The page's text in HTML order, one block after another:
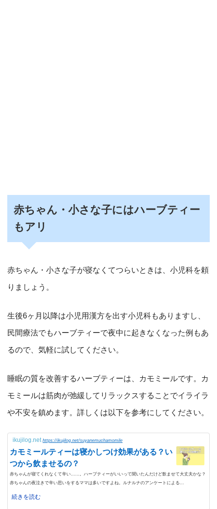
赤ちゃん・小さな子にはハーブティー
もアリ
赤ちゃん・小さな子が寝なくてつらいときは、小児科を頼
りましょう。
生後6ヶ月以降は小児用漢方を出す小児科もありますし、
民間療法でもハーブティーで夜中に起きなくなった例もあ
るので、気軽に試してください。
睡眠の質を改善するハーブティーは、カモミールです。カ
モミールは筋肉が弛緩してリラックスすることでイライラ
や不安を鎮めます。詳しくは以下を参考にしてください。
ikujilog.net https://ikujilog.net/suyanemuchamomile
カモミールティーは寝かしつけ効果がある？い
つから飲ませるの？
赤ちゃんが寝てくれなくて辛い……。ハーブティーがいいって聞いたんだけど飲ませて大丈夫かな？
赤ちゃんの夜泣きで辛い思いをするママは多いですよね。ルナルナのアンケートによる...
続きを読む